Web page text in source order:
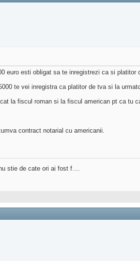
euro esti obligat sa te inregistrezi ca si platitor
te vei inregistra ca platitor de tva si la
la fiscul roman si la fiscul american pt ca tu
contract notarial cu americanii.
stie de cate ori ai fost f....